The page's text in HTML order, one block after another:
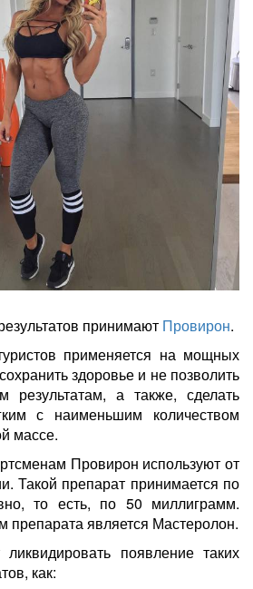
принимают Провирон.
применяется на мощных
здоровье и не позволить
результатам, а также, сделать
с наименьшим количеством
массе.
Провирон используют от
Такой препарат принимается по
то есть, по 50 миллиграмм.
является Мастеролон.
появление таких
как: